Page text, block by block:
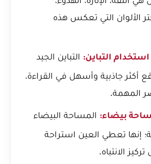
الألوان التي تعكس هذه
التباين: التباين الجيد
أكثر جاذبية وأسهل في القراءة،
المهمة.
بيضاء: المساحة البيضاء
إنها تعطي العين استراحة
الانتباه.